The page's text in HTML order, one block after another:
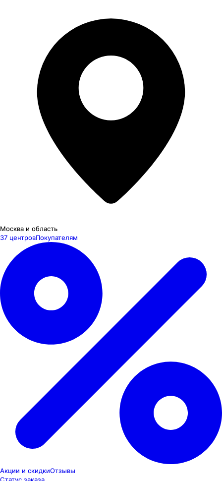
Москва и область
37 центровПокупателям
Акции и скидкиОтзывы